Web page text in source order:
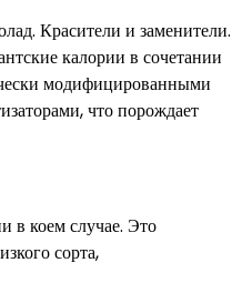
Красители и заменители.
калории в сочетании
модифицированными
что порождает
в коем случае. Это
сорта,